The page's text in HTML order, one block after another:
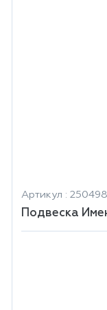
Артикул :
Подвеска